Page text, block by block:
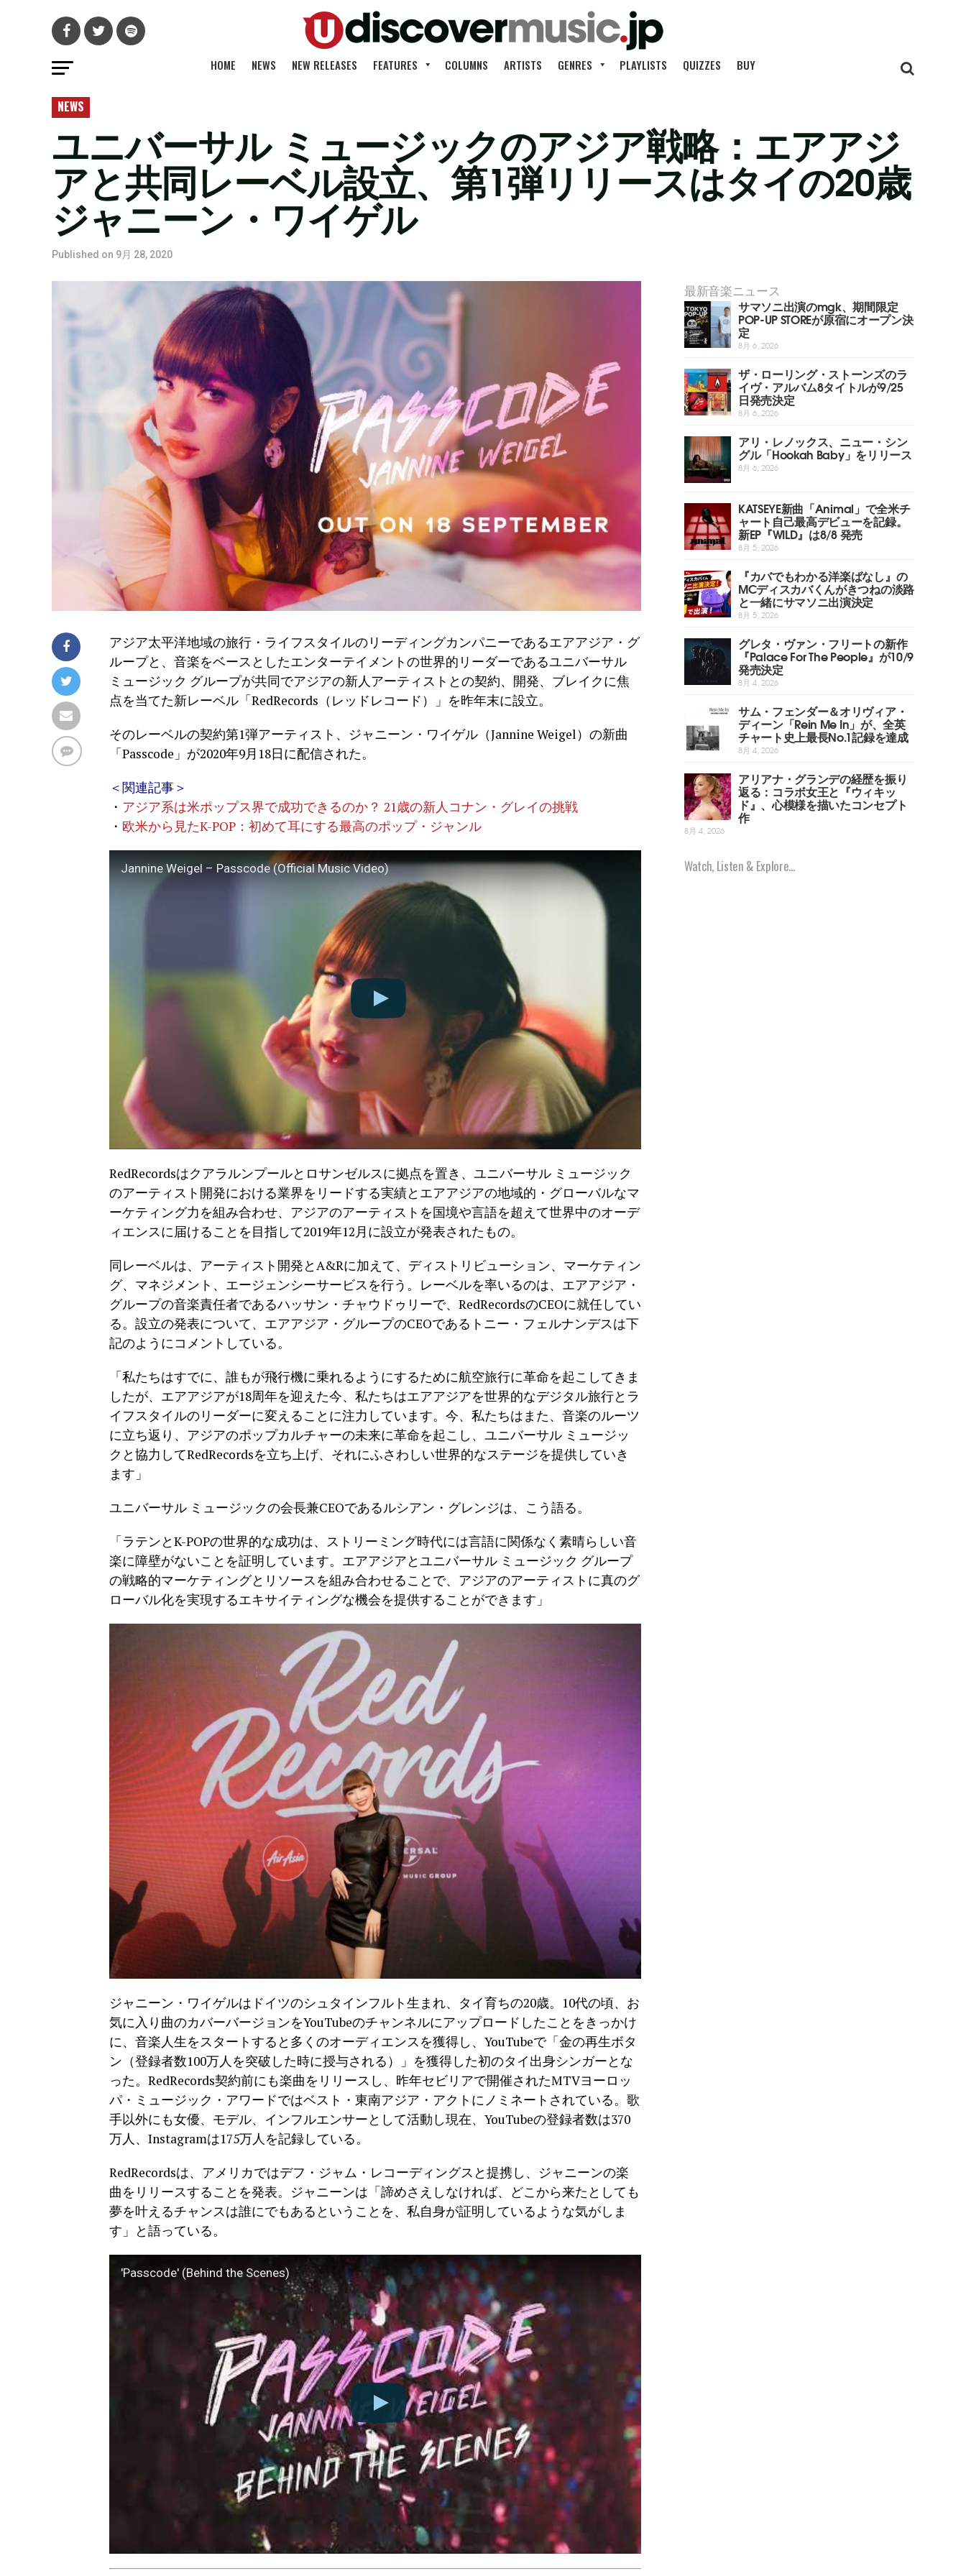
HOME NEWS NEW RELEASES FEATURES COLUMNS ARTISTS GENRES PLAYLISTS QUIZZES BUY
NEWS
ユニバーサル ミュージックのアジア戦略：エアアジ
アと共同レーベル設立、第1弾リリースはタイの20歳
ジャニーン・ワイゲル
Published on 9月 28, 2020
アジア太平洋地域の旅行・ライフスタイルのリーディングカンパニーであるエアアジア・グ
ループと、音楽をベースとしたエンターテイメントの世界的リーダーであるユニバーサル
ミュージック グループが共同でアジアの新人アーティストとの契約、開発、ブレイクに焦
点を当てた新レーベル「RedRecords（レッドレコード）」を昨年末に設立。
そのレーベルの契約第1弾アーティスト、ジャニーン・ワイゲル（Jannine Weigel）の新曲
「Passcode」が2020年9月18日に配信された。
＜関連記事＞
・ アジア系は米ポップス界で成功できるのか？ 21歳の新人コナン・グレイの挑戦
・ 欧米から見たK-POP：初めて耳にする最高のポップ・ジャンル
Jannine Weigel – Passcode (Official Music Video)
RedRecordsはクアラルンプールとロサンゼルスに拠点を置き、ユニバーサル ミュージック
のアーティスト開発における業界をリードする実績とエアアジアの地域的・グローバルなマ
ーケティング力を組み合わせ、アジアのアーティストを国境や言語を超えて世界中のオーデ
ィエンスに届けることを目指して2019年12月に設立が発表されたもの。
同レーベルは、アーティスト開発とA&Rに加えて、ディストリビューション、マーケティン
グ、マネジメント、エージェンシーサービスを行う。レーベルを率いるのは、エアアジア・
グループの音楽責任者であるハッサン・チャウドゥリーで、RedRecordsのCEOに就任してい
る。設立の発表について、エアアジア・グループのCEOであるトニー・フェルナンデスは下
記のようにコメントしている。
「私たちはすでに、誰もが飛行機に乗れるようにするために航空旅行に革命を起こしてきま
したが、エアアジアが18周年を迎えた今、私たちはエアアジアを世界的なデジタル旅行とラ
イフスタイルのリーダーに変えることに注力しています。今、私たちはまた、音楽のルーツ
に立ち返り、アジアのポップカルチャーの未来に革命を起こし、ユニバーサル ミュージッ
クと協力してRedRecordsを立ち上げ、それにふさわしい世界的なステージを提供していき
ます」
ユニバーサル ミュージックの会長兼CEOであるルシアン・グレンジは、こう語る。
「ラテンとK-POPの世界的な成功は、ストリーミング時代には言語に関係なく素晴らしい音
楽に障壁がないことを証明しています。エアアジアとユニバーサル ミュージック グループ
の戦略的マーケティングとリソースを組み合わせることで、アジアのアーティストに真のグ
ローバル化を実現するエキサイティングな機会を提供することができます」
ジャニーン・ワイゲルはドイツのシュタインフルト生まれ、タイ育ちの20歳。10代の頃、お
気に入り曲のカバーバージョンをYouTubeのチャンネルにアップロードしたことをきっかけ
に、音楽人生をスタートすると多くのオーディエンスを獲得し、YouTubeで「金の再生ボタ
ン（登録者数100万人を突破した時に授与される）」を獲得した初のタイ出身シンガーとな
った。RedRecords契約前にも楽曲をリリースし、昨年セビリアで開催されたMTVヨーロッ
パ・ミュージック・アワードではベスト・東南アジア・アクトにノミネートされている。歌
手以外にも女優、モデル、インフルエンサーとして活動し現在、YouTubeの登録者数は370
万人、Instagramは175万人を記録している。
RedRecordsは、アメリカではデフ・ジャム・レコーディングスと提携し、ジャニーンの楽
曲をリリースすることを発表。ジャニーンは「諦めさえしなければ、どこから来たとしても
夢を叶えるチャンスは誰にでもあるということを、私自身が証明しているような気がしま
す」と語っている。
'Passcode' (Behind the Scenes)
最新音楽ニュース
サマソニ出演のmgk、期間限定
POP-UP STOREが原宿にオープン決
定
8月 6, 2026
ザ・ローリング・ストーンズのラ
イヴ・アルバム8タイトルが9/25
日発売決定
8月 6, 2026
アリ・レノックス、ニュー・シン
グル「Hookah Baby」をリリース
8月 6, 2026
KATSEYE新曲「Animal」で全米チ
ャート自己最高デビューを記録。
新EP『WILD』は8/8 発売
8月 5, 2026
『カバでもわかる洋楽ばなし』の
MCディスカバくんがきつねの淡路
と一緒にサマソニ出演決定
8月 5, 2026
グレタ・ヴァン・フリートの新作
『Palace For The People』が10/9
発売決定
8月 4, 2026
サム・フェンダー＆オリヴィア・
ディーン「Rein Me In」が、全英
チャート史上最長No.1記録を達成
8月 4, 2026
アリアナ・グランデの経歴を振り
返る：コラボ女王と『ウィキッ
ド』、心模様を描いたコンセプト
作
8月 4, 2026
Watch, Listen & Explore...